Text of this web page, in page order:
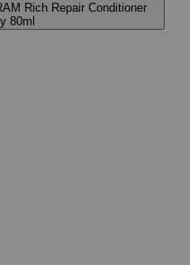
Rich Repair Conditioner
80ml